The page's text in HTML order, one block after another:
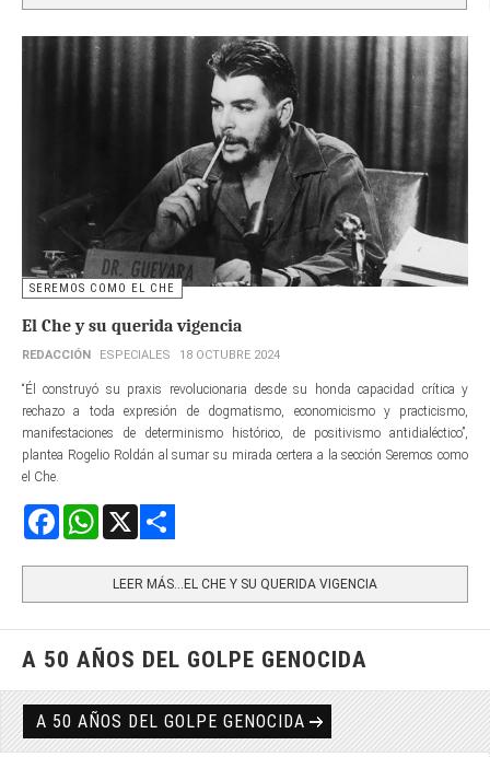
SEREMOS COMO EL CHE
El Che y su querida vigencia
REDACCIÓN ESPECIALES 18 OCTUBRE 2024
“Él construyó su praxis revolucionaria desde su honda capacidad crítica y
rechazo a toda expresión de dogmatismo, economicismo y practicismo,
manifestaciones de determinismo histórico, de positivismo antidialéctico”,
plantea Rogelio Roldán al sumar su mirada certera a la sección Seremos como
el Che.
FacebookWhatsApp
LEER MÁS…EL CHE Y SU QUERIDA VIGENCIA
A 50 AÑOS DEL GOLPE GENOCIDA
A 50 AÑOS DEL GOLPE GENOCIDA